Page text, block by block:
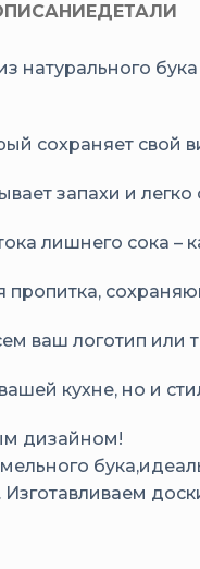
ДЕТАЛИ
сохраняет свой
запахи и
лишнего сока
ваш логотип или
кухне, но и
дизайном!